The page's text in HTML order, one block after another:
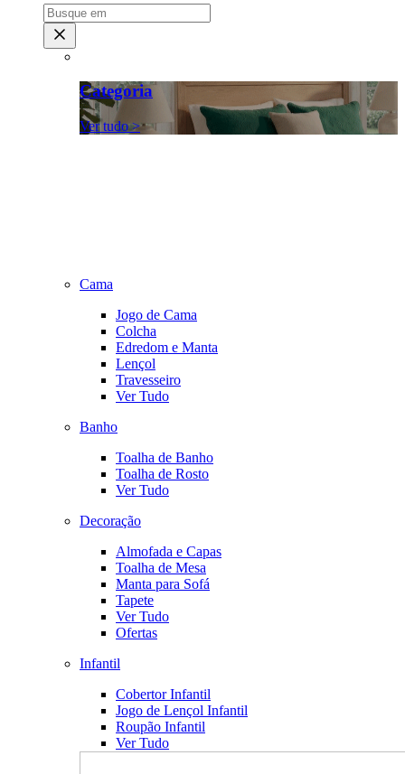
Categoria
Ver tudo >
Cama
Jogo de Cama
Colcha
Edredom e Manta
Lençol
Travesseiro
Ver Tudo
Banho
Toalha de Banho
Toalha de Rosto
Ver Tudo
Decoração
Almofada e Capas
Toalha de Mesa
Manta para Sofá
Tapete
Ver Tudo
Ofertas
Infantil
Cobertor Infantil
Jogo de Lençol Infantil
Roupão Infantil
Ver Tudo